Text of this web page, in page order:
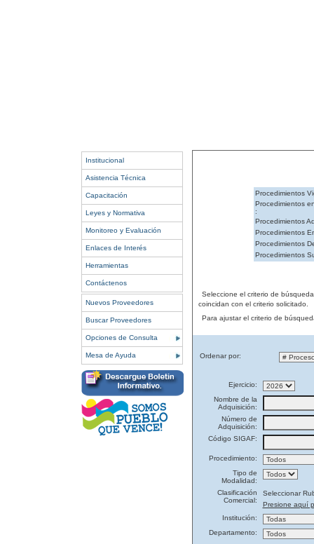
Institucional
Asistencia Técnica
Capacitación
Leyes y Normativa
Monitoreo y Evaluación
Enlaces de Interés
Herramientas
Contáctenos
Nuevos Proveedores
Buscar Proveedores
Opciones de Consulta
Mesa de Ayuda
Procedimientos
Procedimientos
:
Procedimientos
Procedimientos
Procedimientos
Procedimientos
Seleccione el criterio de
coincidan con el criterio solicitado.
Para ajustar el criterio de
Ordenar por:
Ejercicio:
Nombre de la
Adquisición:
Número de
Adquisición:
Código SIGAF:
Procedimiento:
Tipo de
Modalidad:
Clasificación
Comercial:
Seleccionar
Presione aquí
Institución:
Departamento: